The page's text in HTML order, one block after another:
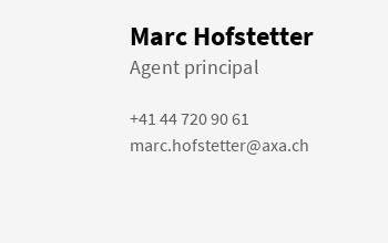
Marc Hofstetter
Agent principal
+41 44 720 90 61
marc.hofstetter@axa.ch